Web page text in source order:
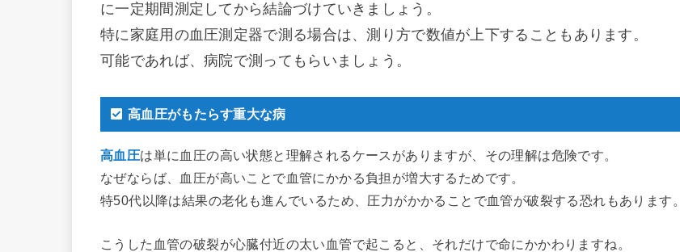
に一定期間測定してから結論づけていきましょう。
特に家庭用の血圧測定器で測る場合は、測り方で数値が上下することもあります。
可能であれば、病院で測ってもらいましょう。
高血圧がもたらす重大な病
高血圧は単に血圧の高い状態と理解されるケースがありますが、その理解は危険です。
なぜならば、血圧が高いことで血管にかかる負担が増大するためです。
特50代以降は結果の老化も進んでいるため、圧力がかかることで血管が破裂する恐れもあります。
こうした血管の破裂が心臓付近の太い血管で起こると、それだけで命にかかわりますね。